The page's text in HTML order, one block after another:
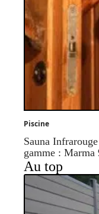
Piscine
Sauna
gamme : Marma
Au top